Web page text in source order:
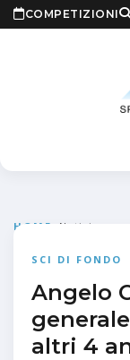
COMPETIZIONI
HOME Notizie
SCI DI FONDO
Angelo
altri 4